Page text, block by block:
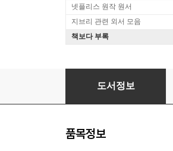
넷플리스 원작 원서
지브리 관련 외서 모음
책보다 부록
To Kill a Mockingbird
도서정보
품목정보